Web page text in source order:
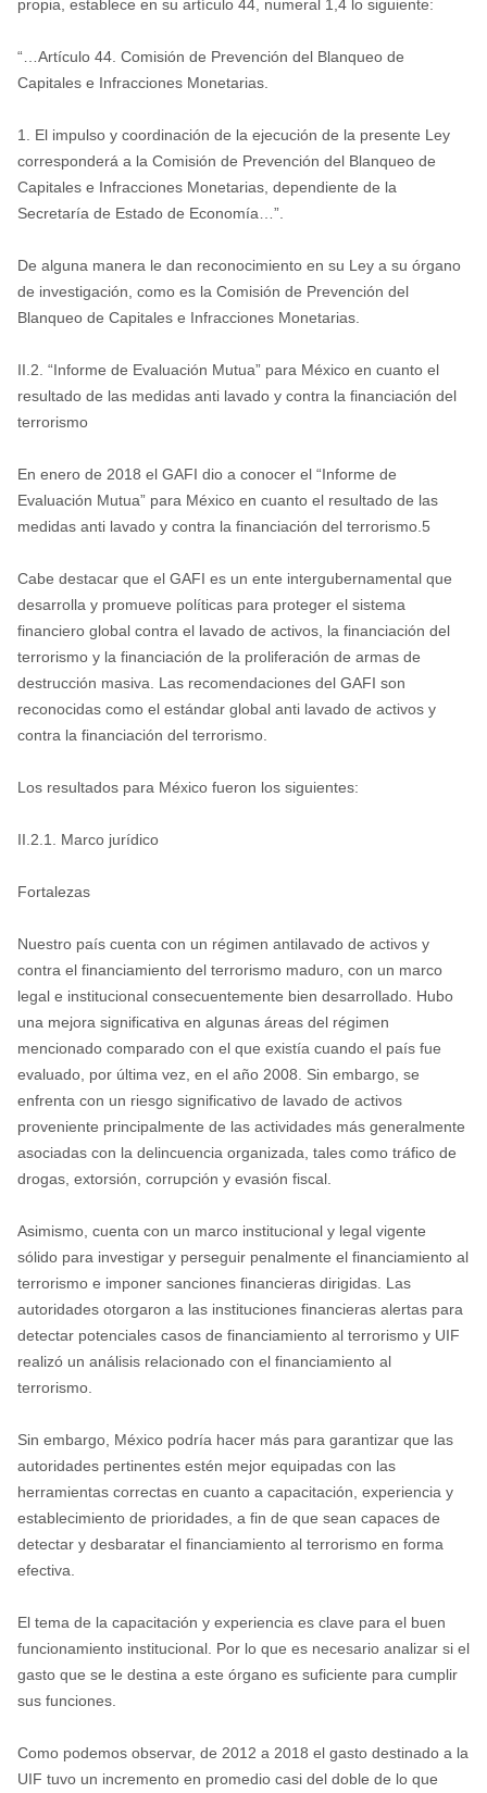
propia, establece en su artículo 44, numeral 1,4 lo siguiente:
“…Artículo 44. Comisión de Prevención del Blanqueo de
Capitales e Infracciones Monetarias.
1. El impulso y coordinación de la ejecución de la presente Ley
corresponderá a la Comisión de Prevención del Blanqueo de
Capitales e Infracciones Monetarias, dependiente de la
Secretaría de Estado de Economía…”.
De alguna manera le dan reconocimiento en su Ley a su órgano
de investigación, como es la Comisión de Prevención del
Blanqueo de Capitales e Infracciones Monetarias.
II.2. “Informe de Evaluación Mutua” para México en cuanto el
resultado de las medidas anti lavado y contra la financiación del
terrorismo
En enero de 2018 el GAFI dio a conocer el “Informe de
Evaluación Mutua” para México en cuanto el resultado de las
medidas anti lavado y contra la financiación del terrorismo.5
Cabe destacar que el GAFI es un ente intergubernamental que
desarrolla y promueve políticas para proteger el sistema
financiero global contra el lavado de activos, la financiación del
terrorismo y la financiación de la proliferación de armas de
destrucción masiva. Las recomendaciones del GAFI son
reconocidas como el estándar global anti lavado de activos y
contra la financiación del terrorismo.
Los resultados para México fueron los siguientes:
II.2.1. Marco jurídico
Fortalezas
Nuestro país cuenta con un régimen antilavado de activos y
contra el financiamiento del terrorismo maduro, con un marco
legal e institucional consecuentemente bien desarrollado. Hubo
una mejora significativa en algunas áreas del régimen
mencionado comparado con el que existía cuando el país fue
evaluado, por última vez, en el año 2008. Sin embargo, se
enfrenta con un riesgo significativo de lavado de activos
proveniente principalmente de las actividades más generalmente
asociadas con la delincuencia organizada, tales como tráfico de
drogas, extorsión, corrupción y evasión fiscal.
Asimismo, cuenta con un marco institucional y legal vigente
sólido para investigar y perseguir penalmente el financiamiento al
terrorismo e imponer sanciones financieras dirigidas. Las
autoridades otorgaron a las instituciones financieras alertas para
detectar potenciales casos de financiamiento al terrorismo y UIF
realizó un análisis relacionado con el financiamiento al
terrorismo.
Sin embargo, México podría hacer más para garantizar que las
autoridades pertinentes estén mejor equipadas con las
herramientas correctas en cuanto a capacitación, experiencia y
establecimiento de prioridades, a fin de que sean capaces de
detectar y desbaratar el financiamiento al terrorismo en forma
efectiva.
El tema de la capacitación y experiencia es clave para el buen
funcionamiento institucional. Por lo que es necesario analizar si el
gasto que se le destina a este órgano es suficiente para cumplir
sus funciones.
Como podemos observar, de 2012 a 2018 el gasto destinado a la
UIF tuvo un incremento en promedio casi del doble de lo que